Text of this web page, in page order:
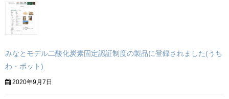
みなとモデル二酸化炭素固定認証制度の製品に登録されました(うち
わ・ポット)
2020年9月7日